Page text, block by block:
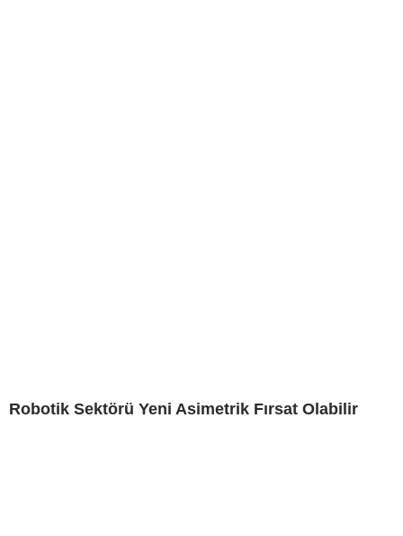
Robotik Sektörü Yeni Asimetrik Fırsat Olabilir